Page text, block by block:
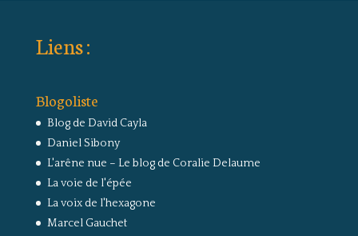
Liens :
Blogoliste
Blog de David Cayla
Daniel Sibony
L'arêne nue – Le blog de Coralie Delaume
La voie de l'épée
La voix de l'hexagone
Marcel Gauchet